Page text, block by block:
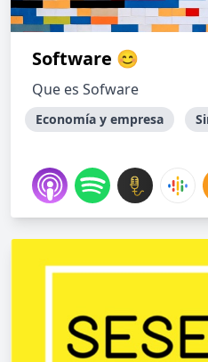
Software 😊
Que es Sofware
Economía y empresa